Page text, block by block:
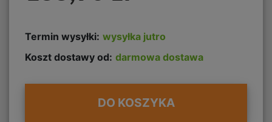
Termin wysyłki: wysyłka jutro
Koszt dostawy od: darmowa dostawa
DO KOSZYKA